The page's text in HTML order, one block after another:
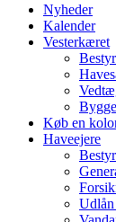
Nyheder
Kalender
Vesterkæret
Køb en
Haveejere